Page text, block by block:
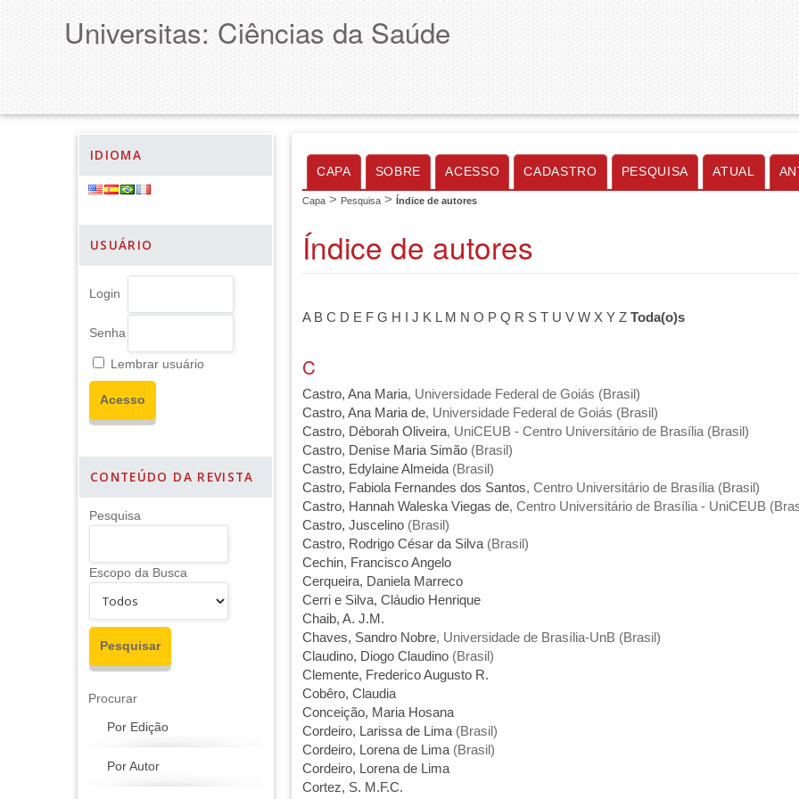
Universitas: Ciências da Saúde
IDIOMA
USUÁRIO
Login
Senha
Lembrar usuário
CONTEÚDO DA REVISTA
Pesquisa
Escopo da Busca
Procurar
Por Edição
Por Autor
CAPA SOBRE ACESSO CADASTRO PESQUISA ATUAL
Capa > Pesquisa > Índice de autores
Índice de autores
A B C D E F G H J K L M N O P Q R S T U V W X Y Z Toda(o)s
C
Castro, Ana Maria, Universidade Federal de Goiás (Brasil)
Castro, Ana Maria de, Universidade Federal de Goiás (Brasil)
Castro, Déborah Oliveira, UniCEUB - Centro Universitário de Brasília (Brasil)
Castro, Denise Maria Simão (Brasil)
Castro, Edylaine Almeida(Brasil)
Castro, Fabiola Fernandes dos Santos, Centro Universitário de Brasília (Brasil)
Castro, Hannah Waleska Viegas de, Centro Universitário de Brasília - UniCEUB
Castro, Juscelino (Brasil)
Castro, Rodrigo César da Silva(Brasil)
Cechin, Francisco Angelo
Cerqueira, Daniela Marreco
Cerri e Silva, Cláudio Henrique
Chaib, A. J.M.
Chaves, Sandro Nobre, Universidade de Brasília-UnB (Brasil)
Claudino, Diogo Claudino (Brasil)
Clemente, Frederico Augusto R.
Cobêro, Claudia
Conceição, Maria Hosana
Cordeiro, Larissa de Lima(Brasil)
Cordeiro, Lorena de Lima(Brasil)
Cordeiro, Lorena de Lima
Cortez, S. M.F.C.